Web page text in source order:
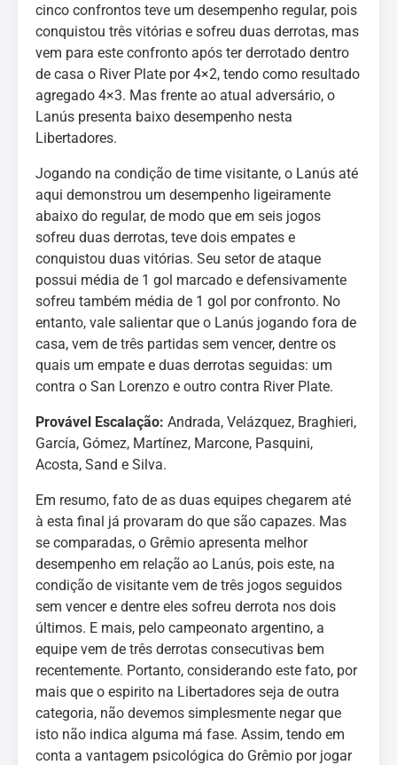
cinco confrontos teve um desempenho regular, pois
conquistou três vitórias e sofreu duas derrotas, mas
vem para este confronto após ter derrotado dentro
de casa o River Plate por 4×2, tendo como resultado
agregado 4×3. Mas frente ao atual adversário, o
Lanús presenta baixo desempenho nesta
Libertadores.
Jogando na condição de time visitante, o Lanús até
aqui demonstrou um desempenho ligeiramente
abaixo do regular, de modo que em seis jogos
sofreu duas derrotas, teve dois empates e
conquistou duas vitórias. Seu setor de ataque
possui média de 1 gol marcado e defensivamente
sofreu também média de 1 gol por confronto. No
entanto, vale salientar que o Lanús jogando fora de
casa, vem de três partidas sem vencer, dentre os
quais um empate e duas derrotas seguidas: um
contra o San Lorenzo e outro contra River Plate.
Provável Escalação: Andrada, Velázquez, Braghieri,
García, Gómez, Martínez, Marcone, Pasquini,
Acosta, Sand e Silva.
Em resumo, fato de as duas equipes chegarem até
à esta final já provaram do que são capazes. Mas
se comparadas, o Grêmio apresenta melhor
desempenho em relação ao Lanús, pois este, na
condição de visitante vem de três jogos seguidos
sem vencer e dentre eles sofreu derrota nos dois
últimos. E mais, pelo campeonato argentino, a
equipe vem de três derrotas consecutivas bem
recentemente. Portanto, considerando este fato, por
mais que o espirito na Libertadores seja de outra
categoria, não devemos simplesmente negar que
isto não indica alguma má fase. Assim, tendo em
conta a vantagem psicológica do Grêmio por jogar